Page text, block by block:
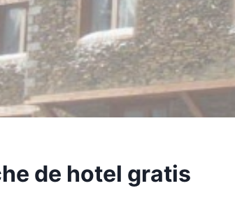
de hotel gratis